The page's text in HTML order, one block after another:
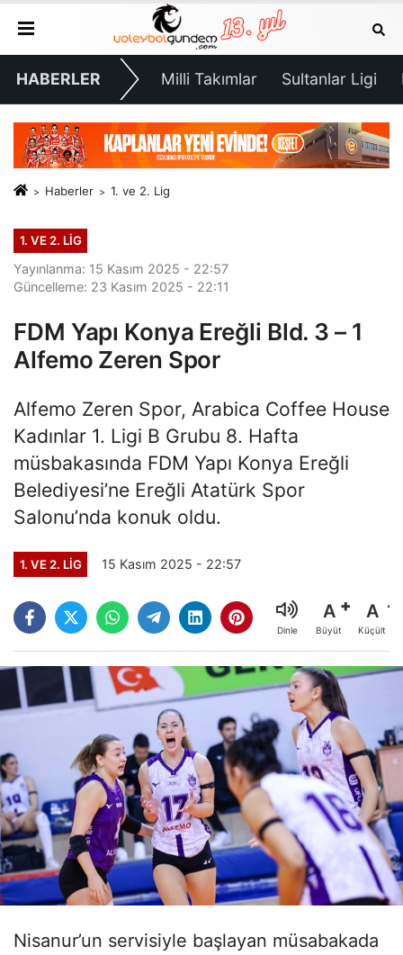
HABERLER Milli Takımlar Sultanlar Ligi
Haberler 1. ve 2. Lig
1. VE 2. LIG
Yayınlanma: 15 Kasım 2025 - 22:57
Güncelleme: 23 Kasım 2025 - 22:11
FDM Yapı Konya Ereğli Bld. 3 – 1
Alfemo Zeren Spor
Alfemo Zeren Spor, Arabica Coffee House
Kadınlar 1. Ligi B Grubu 8. Hafta
müsbakasında FDM Yapı Konya Ereğli
Belediyesi’ne Ereğli Atatürk Spor
Salonu’nda konuk oldu.
1. VE 2. LIG 15 Kasım 2025 - 22:57
Dinle
A
Büyüt
A
Küçült
Nisanur’un servisiyle başlayan müsabakada